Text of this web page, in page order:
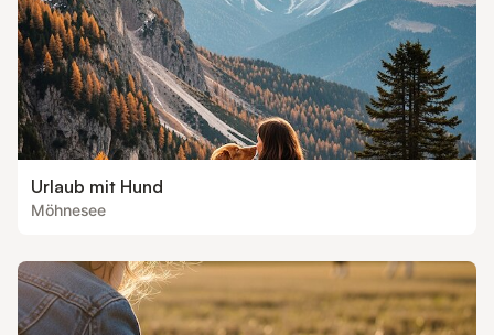
Urlaub mit Hund
Möhnesee